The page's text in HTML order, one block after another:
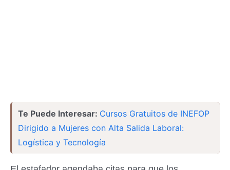
Te Puede Interesar: Cursos Gratuitos de INEFOP
Dirigido a Mujeres con Alta Salida Laboral:
Logística y Tecnología